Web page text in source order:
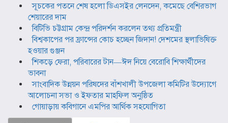
সূচকের পতনে শেষ হলো ডিএসইর লেনদেন, কমেছে বেশিরভাগ
শেয়ারের দাম
বিটিভি চট্টগ্রাম কেন্দ্র পরিদর্শন করলেন তথ্য প্রতিমন্ত্রী
বিশ্বকাপের পর ফ্রান্সের কোচ হচ্ছেন জিদান! দেশমের স্থলাভিষিক্ত
হওয়ার গুঞ্জন
শিকড়ে ফেরা, পরিবারের টান—ঈদ নিয়ে বেরোবি শিক্ষার্থীদের
ভাবনা
সাংবাদিক উন্নয়ন পরিষদের বাঁশখালী উপজেলা কমিটির উদ্যোগে
আলোচনা সভা ও ইফতার মাহফিল অনুষ্ঠিত
গোয়াড়ায় কবিগানে এমপির আর্থিক সহযোগিতা